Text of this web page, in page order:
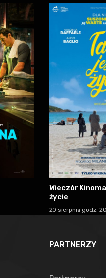
Wieczór
życie
20 sierpnia godz.
PARTNERZY